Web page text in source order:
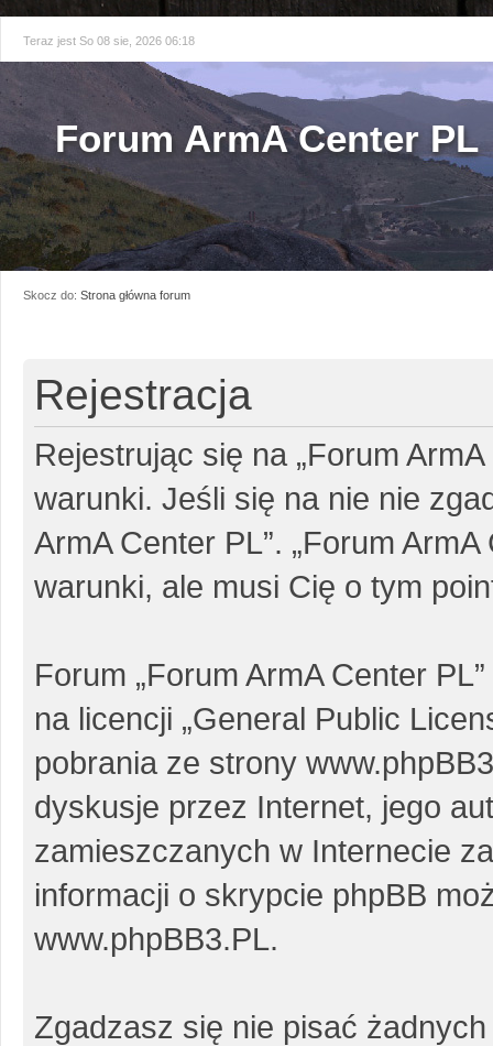
Teraz jest So 08 sie, 2026 06:18
Forum ArmA Center PL
Skocz do: Strona główna forum
Rejestracja
Rejestrując się na „Forum
warunki. Jeśli się na nie nie
ArmA Center PL”. „Forum
warunki, ale musi Cię o tym
Forum „Forum ArmA Center
na licencji „General Public
pobrania ze strony
dyskusje przez Internet, jego
zamieszczanych w Internecie
informacji o skrypcie phpBB
www.phpBB3.PL.
Zgadzasz się nie pisać